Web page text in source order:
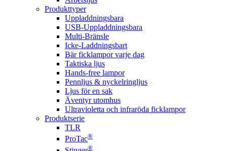
Produkttyper
Uppladdningsbara
USB-Uppladdningsbara
Multi-Bränsle
Icke-Laddningsbart
Bär ficklampor varje dag
Taktiska ljus
Hands-free lampor
Pennljus & nyckelringljus
Ljus för en sak
Äventyr utomhus
Ultravioletta och infraröda ficklampor
Produktserie
TLR
ProTac®
®